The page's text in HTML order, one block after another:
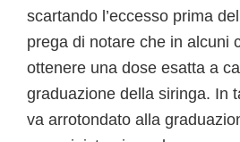
scartando l’eccesso prima
prega di notare che in alcuni
ottenere una dose esatta a
graduazione della siringa. In
va arrotondato alla